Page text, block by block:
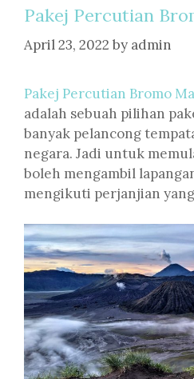
Pakej Percutian
April 23, 2022 by admin
Pakej Percutian Bromo
adalah sebuah pilihan
banyak pelancong
negara. Jadi untuk
boleh mengambil
mengikuti perjanjian